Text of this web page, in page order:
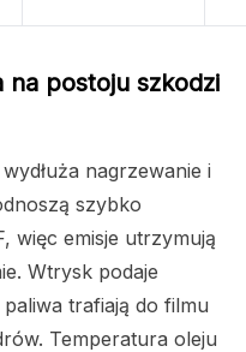
na postoju szkodzi
nagrzewanie i
szybko
więc emisje utrzymują
Wtrysk podaje
trafiają do filmu
Temperatura oleju